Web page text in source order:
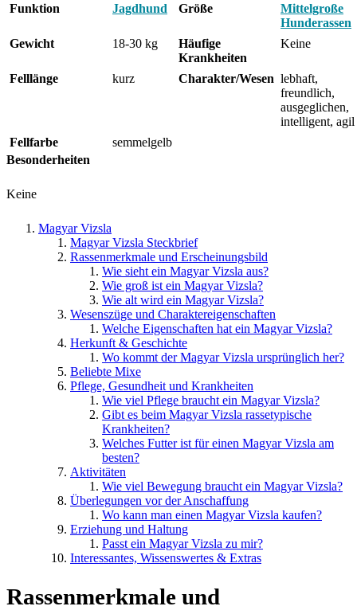
Funktion
Jagdhund Größe
Mittelgroße
Hunderassen
Gewicht
18-30 kg
Häufige
Krankheiten
Keine
Felllänge kurz Charakter/Wesen lebhaft,
freundlich,
ausgeglichen,
intelligent, agil
Fellfarbe
semmelgelb
Besonderheiten
Keine
Magyar Vizsla
Magyar Vizsla Steckbrief
Rassenmerkmale und Erscheinungsbild
Wie sieht ein Magyar Vizsla aus?
Wie groß ist ein Magyar Vizsla?
Wie alt wird ein Magyar Vizsla?
Wesenszüge und Charaktereigenschaften
Welche Eigenschaften hat ein Magyar Vizsla?
Herkunft & Geschichte
Wo kommt der Magyar Vizsla ursprünglich her?
Beliebte Mixe
Pflege, Gesundheit und Krankheiten
Wie viel Pflege braucht ein Magyar Vizsla?
Gibt es beim Magyar Vizsla rassetypische
Krankheiten?
Welches Futter ist für einen Magyar Vizsla am
besten?
Aktivitäten
Wie viel Bewegung braucht ein Magyar Vizsla?
Überlegungen vor der Anschaffung
Wo kann man einen Magyar Vizsla kaufen?
Erziehung und Haltung
Passt ein Magyar Vizsla zu mir?
Interessantes, Wissenswertes & Extras
Rassenmerkmale und